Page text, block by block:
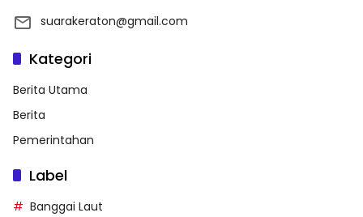
suarakeraton@gmail.com
Kategori
Berita Utama
Berita
Pemerintahan
Label
Banggai Laut